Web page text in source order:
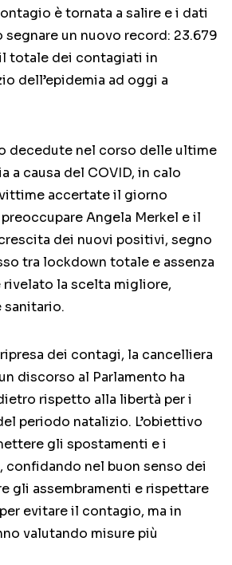
è tornata a salire e i dati
un nuovo record: 23.679
totale dei contagiati in
dell’epidemia ad oggi a
decedute nel corso delle ultime
a causa del COVID, in calo
accertate il giorno
Angela Merkel e il
dei nuovi positivi, segno
tra lockdown totale e assenza
rivelato la scelta migliore,
sanitario.
dei contagi, la cancelliera
discorso al Parlamento ha
rispetto alla libertà per i
periodo natalizio. L’obiettivo
gli spostamenti e i
nel buon senso dei
gli assembramenti e rispettare
evitare il contagio, ma in
valutando misure più